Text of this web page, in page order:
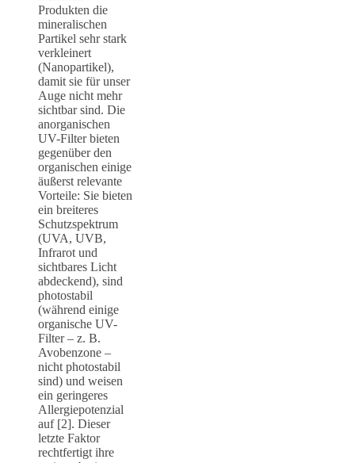
Produkten die
mineralischen
Partikel sehr stark
verkleinert
(Nanopartikel),
damit sie für unser
Auge nicht mehr
sichtbar sind. Die
anorganischen
UV-Filter bieten
gegenüber den
organischen einige
äußerst relevante
Vorteile: Sie bieten
ein breiteres
Schutzspektrum
(UVA, UVB,
Infrarot und
sichtbares Licht
abdeckend), sind
photostabil
(während einige
organische UV-
Filter – z. B.
Avobenzone –
nicht photostabil
sind) und weisen
ein geringeres
Allergiepotenzial
auf [2]. Dieser
letzte Faktor
rechtfertigt ihre